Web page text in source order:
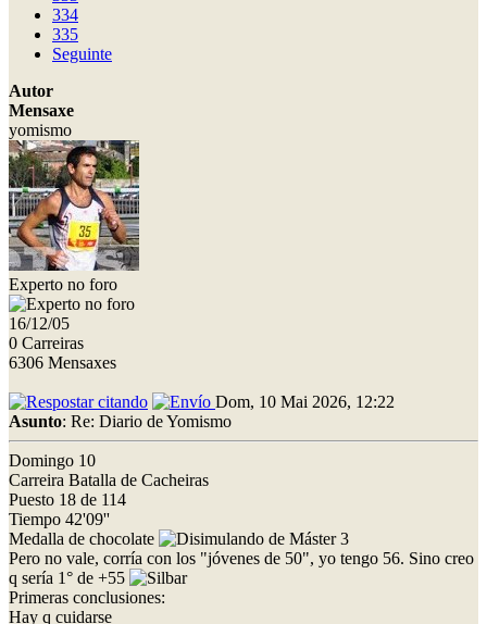
334
335
Seguinte
Autor
Mensaxe
yomismo
Experto no foro
16/12/05
0 Carreiras
6306 Mensaxes
Dom, 10 Mai 2026, 12:22
Asunto: Re: Diario de Yomismo
Domingo 10
Carreira Batalla de Cacheiras
Puesto 18 de 114
Tiempo 42'09''
Medalla de chocolate
de Máster 3
Pero no vale, corría con los "jóvenes de 50", yo tengo 56. Sino creo
q sería 1° de +55
Primeras conclusiones:
Hay q cuidarse